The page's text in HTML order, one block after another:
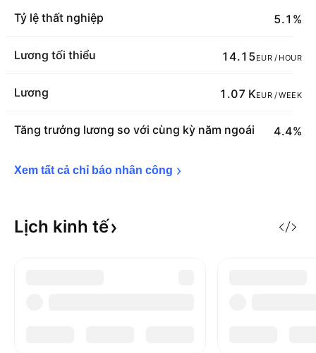
Tỷ lệ thất nghiệp 5.1%
Lương tối thiểu 14.15EUR / HOUR
Lương 1.07 KEUR / WEEK
Tăng trưởng lương so với cùng kỳ năm ngoái 4.4%
Xem tất cả chỉ báo nhân công
Lịch kinh tế